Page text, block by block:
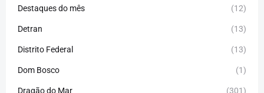
Destaques do mês (12)
Detran (13)
Distrito Federal (13)
Dom Bosco (1)
Dragão do Mar (301)